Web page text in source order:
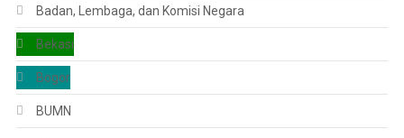
Badan, Lembaga, dan Komisi Negara
Bekasi
Bogor
BUMN